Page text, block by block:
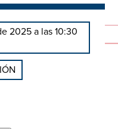
2025 a las 10:30